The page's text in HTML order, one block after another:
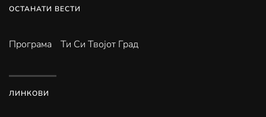
ОСТАНАТИ ВЕСТИ
Програма Ти Си Твојот Град
ЛИНКОВИ